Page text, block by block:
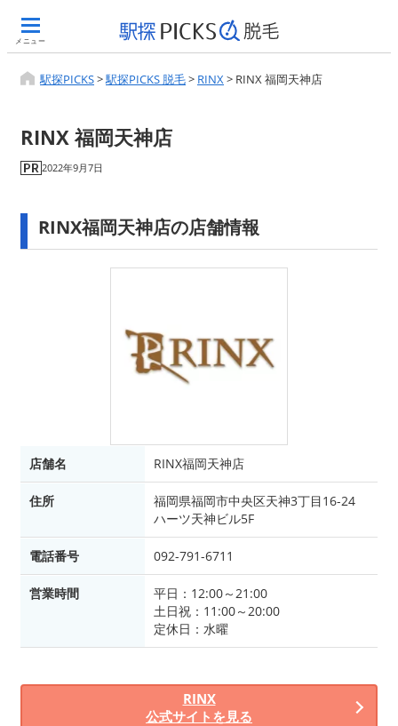
メニュー
駅探PICKS>駅探PICKS 脱毛> RINX> RINX 福岡天神店
RINX 福岡天神店
2022年9月7日
RINX福岡天神店の店舗情報
店舗名 RINX福岡天神店
住所
福岡県福岡市中央区天神3丁目16-24
ハーツ天神ビル5F
電話番号 092-791-6711
営業時間
平日：12:00～21:00
土日祝：11:00～20:00
定休日：水曜
RINX
公式サイトを見る